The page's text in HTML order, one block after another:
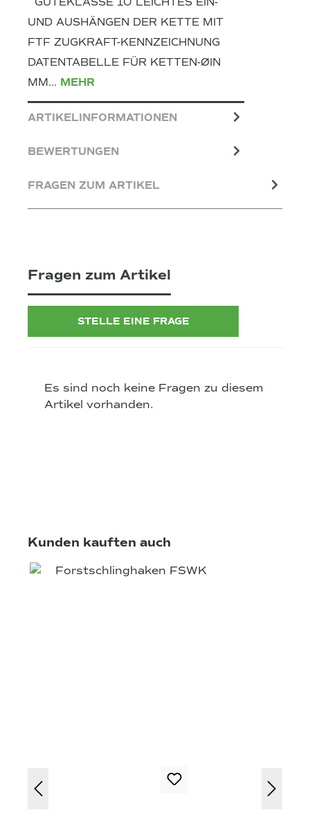
UND AUSHÄNGEN DER KETTE MIT
FTF ZUGKRAFT-KENNZEICHNUNG
DATENTABELLE FÜR KETTEN-ØIN
MM… MEHR
ARTIKELINFORMATIONEN
BEWERTUNGEN
FRAGEN ZUM ARTIKEL
Fragen zum Artikel
STELLE EINE FRAGE
Es sind noch keine Fragen zu diesem
Artikel vorhanden.
Produktgalerie überspringen
Kunden kauften auch